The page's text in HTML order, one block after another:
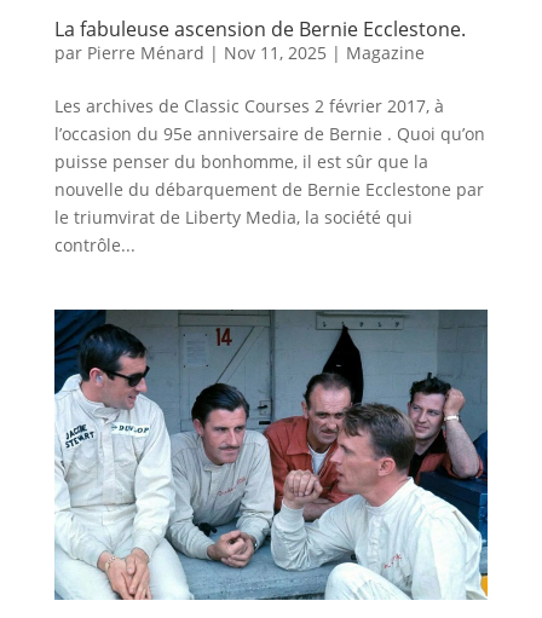
La fabuleuse ascension de Bernie Ecclestone.
par Pierre Ménard | Nov 11, 2025 | Magazine
Les archives de Classic Courses 2 février 2017, à
l’occasion du 95e anniversaire de Bernie . Quoi qu’on
puisse penser du bonhomme, il est sûr que la
nouvelle du débarquement de Bernie Ecclestone par
le triumvirat de Liberty Media, la société qui
contrôle...